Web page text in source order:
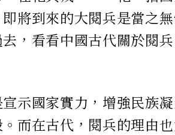
將到來的大閱兵是當之
，看看中國古代關於閱
示國家實力，增強民族
而在古代，閱兵的理由